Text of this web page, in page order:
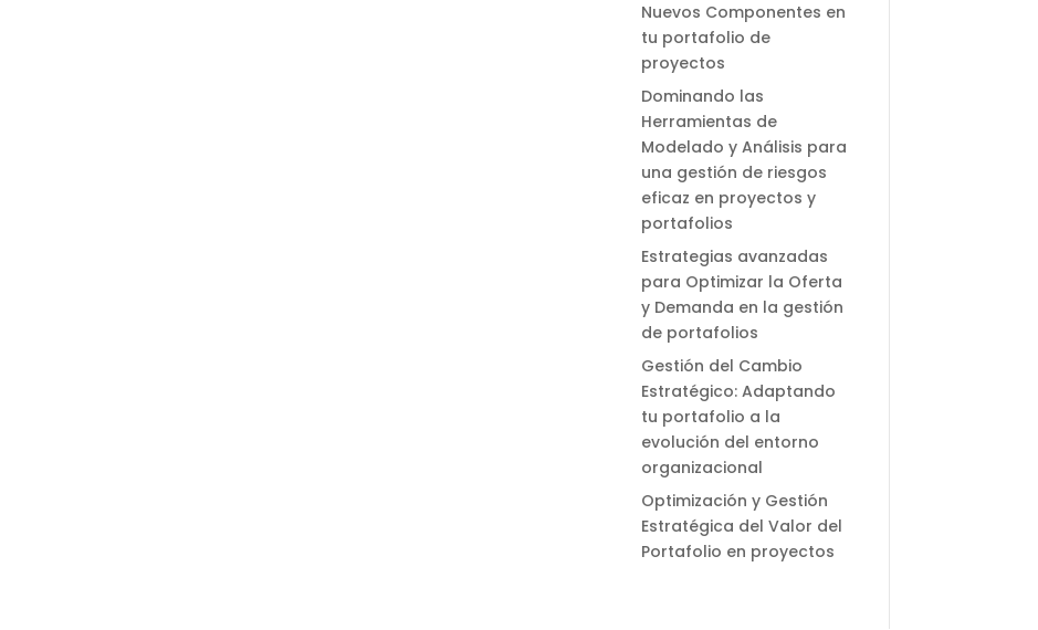
Nuevos Componentes en
tu portafolio de
proyectos
Dominando las
Herramientas de
Modelado y Análisis para
una gestión de riesgos
eficaz en proyectos y
portafolios
Estrategias avanzadas
para Optimizar la Oferta
y Demanda en la gestión
de portafolios
Gestión del Cambio
Estratégico: Adaptando
tu portafolio a la
evolución del entorno
organizacional
Optimización y Gestión
Estratégica del Valor del
Portafolio en proyectos